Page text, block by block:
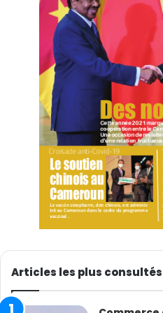
Une chose n’échappe à
est en Chine : le
et culturels. C’est une
toujours attaché une
secteurs clés. C’est une
des temps. Dans la capitale,
apprécier des sites
mondiale à l’instar de la
architectural multiséculaire
empereurs chinois, entamé
un haut lieu sain, signe de
chinois. A elle toute seule,
des temps anciens, l’un des
confère à la Chine une
Articles les plus consultés